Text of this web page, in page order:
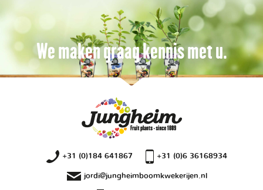
We maken graag kennis met u.
+31 (0)184 641867 +31 (0)6 36168934
jordi@jungheimboomkwekerijen.nl